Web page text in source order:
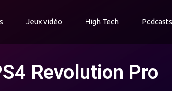
Jeux vidéo High Tech Podcasts
Revolution Pro